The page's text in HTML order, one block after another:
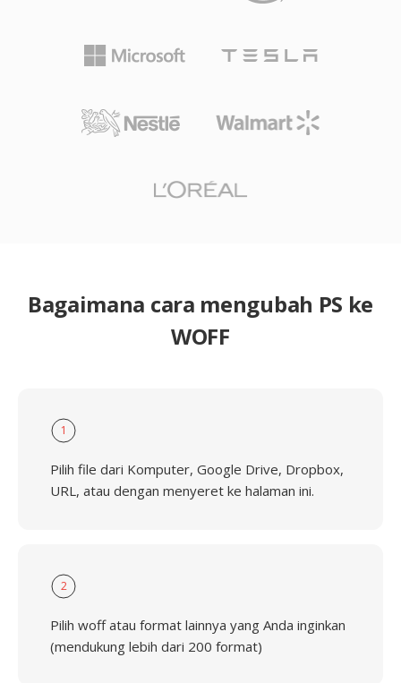
Bagaimana cara mengubah PS ke
WOFF
1
Pilih file dari Komputer, Google Drive, Dropbox,
URL, atau dengan menyeret ke halaman ini.
2
Pilih woff atau format lainnya yang Anda inginkan
(mendukung lebih dari 200 format)